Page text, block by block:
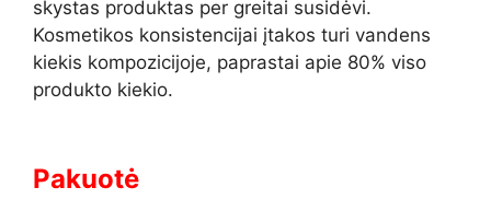
skystas produktas per greitai susidėvi.
Kosmetikos konsistencijai įtakos turi vandens
kiekis kompozicijoje, paprastai apie 80% viso
produkto kiekio.
Pakuotė